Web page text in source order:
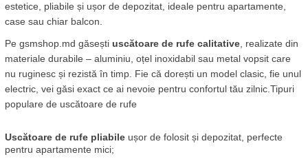
estetice, pliabile și ușor de depozitat, ideale pentru apartamente,
case sau chiar balcon.
Pe gsmshop.md găsești uscătoare de rufe calitative , realizate din
materiale durabile – aluminiu, oțel inoxidabil sau metal vopsit care
nu ruginesc și rezistă în timp. Fie că dorești un model clasic, fie unul
electric, vei găsi exact ce ai nevoie pentru confortul tău zilnic.Tipuri
populare de uscătoare de rufe
Uscătoare de rufe pliabile ușor de folosit și depozitat, perfecte
pentru apartamente mici;